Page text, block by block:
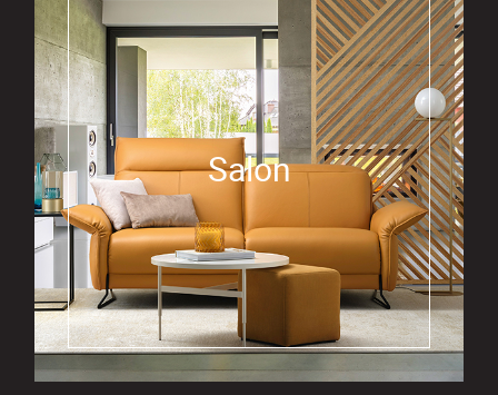
Salon